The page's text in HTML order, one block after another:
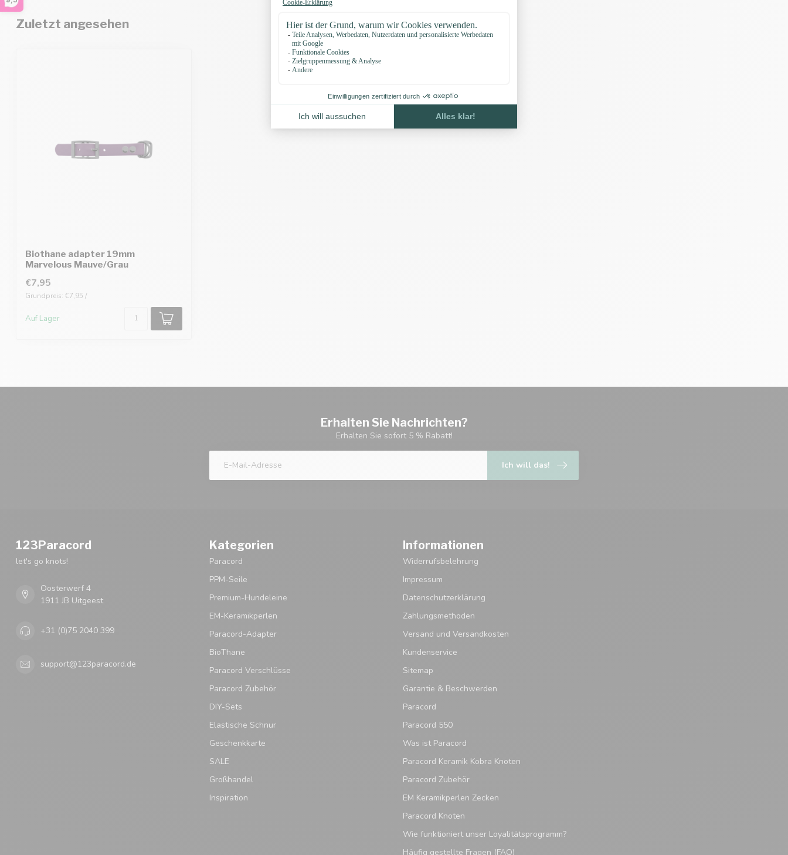
Zuletzt angesehen
Biothane adapter 19mm
Marvelous Mauve/Grau
€7,95
Grundpreis: €7,95 /
Auf Lager
Erhalten Sie Nachrichten?
Erhalten Sie sofort 5 % Rabatt!
Ich will das!
123Paracord
let's go knots!
Oosterwerf 4
1911 JB Uitgeest
+31 (0)75 2040 399
support@123paracord.de
Kategorien
Paracord
PPM-Seile
Premium-Hundeleine
EM-Keramikperlen
Paracord-Adapter
BioThane
Paracord Verschlüsse
Paracord Zubehör
DIY-Sets
Elastische Schnur
Geschenkkarte
SALE
Großhandel
Inspiration
Informationen
Widerrufsbelehrung
Impressum
Datenschutzerklärung
Zahlungsmethoden
Versand und Versandkosten
Kundenservice
Sitemap
Garantie & Beschwerden
Paracord
Paracord 550
Was ist Paracord
Paracord Keramik Kobra Knoten
Paracord Zubehör
EM Keramikperlen Zecken
Paracord Knoten
Wie funktioniert unser Loyalitätsprogramm?
Häufig gestellte Fragen (FAQ)